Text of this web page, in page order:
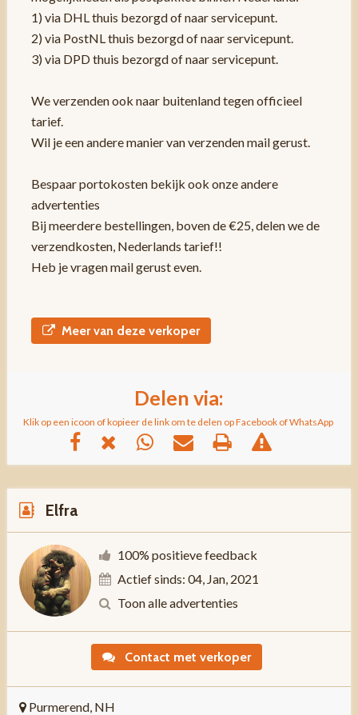
1) via DHL thuis bezorgd of naar servicepunt.
2) via PostNL thuis bezorgd of naar servicepunt.
3) via DPD thuis bezorgd of naar servicepunt.
We verzenden ook naar buitenland tegen officieel
tarief.
Wil je een andere manier van verzenden mail gerust.
Bespaar portokosten bekijk ook onze andere
advertenties
Bij meerdere bestellingen, boven de €25, delen we de
verzendkosten, Nederlands tarief!!
Heb je vragen mail gerust even.
Meer van deze verkoper
Delen via:
Klik op een icoon of kopieer de link om te delen op Facebook of WhatsApp
Elfra
100% positieve feedback
Actief sinds: 04, Jan, 2021
Toon alle advertenties
Contact met verkoper
Purmerend, NH